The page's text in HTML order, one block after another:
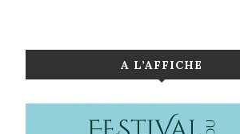
A L’AFFICHE